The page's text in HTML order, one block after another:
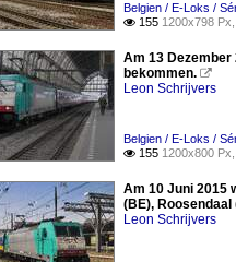
Belgien / E-Loks /
 155 1200x798
Am 13
bekommen. 
Leon Schrijvers
Belgien / E-Loks /
 155 1200x800
Am 10 Juni 2015
(BE),
Leon Schrijvers